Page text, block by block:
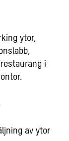
ytor,
i
av ytor